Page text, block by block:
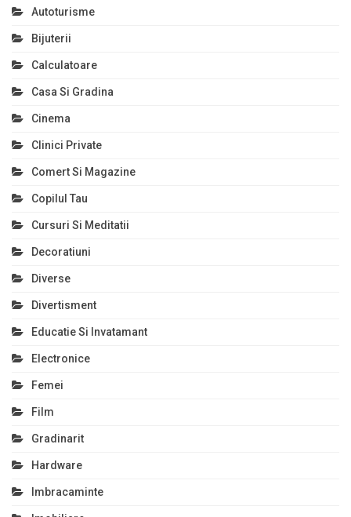
Autoturisme
Bijuterii
Calculatoare
Casa Si Gradina
Cinema
Clinici Private
Comert Si Magazine
Copilul Tau
Cursuri Si Meditatii
Decoratiuni
Diverse
Divertisment
Educatie Si Invatamant
Electronice
Femei
Film
Gradinarit
Hardware
Imbracaminte